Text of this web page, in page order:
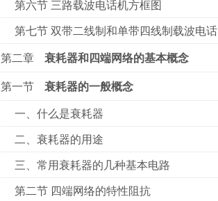
第六节 三路载波电话机方框图
第七节 双带二线制和单带四线制载波电话
第二章
衰耗器和四端网络的基本概念
第一节
衰耗器的一般概念
一、什么是衰耗器
二、衰耗器的用途
三、常用衰耗器的几种基本电路
第二节 四端网络的特性阻抗